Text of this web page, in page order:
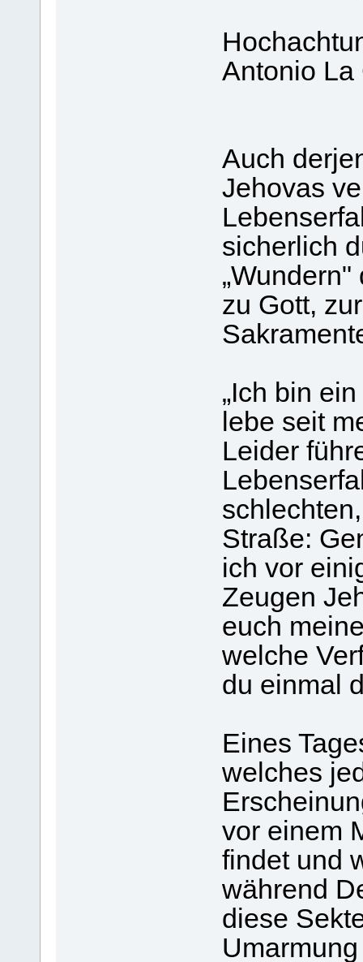
Antonio La
Auch
Jehovas
sicherlich
zu Gott,
„Ich bin
lebe seit
Leider
Straße:
ich vor
Zeugen
euch
welche
du einmal
Eines
welches
vor einem
findet und
während
diese